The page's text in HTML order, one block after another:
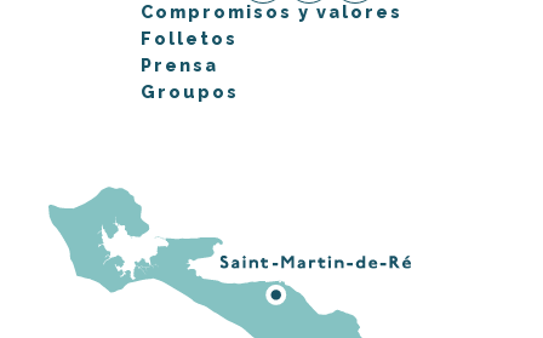
Compromisos y valores
Folletos
Prensa
Groupos